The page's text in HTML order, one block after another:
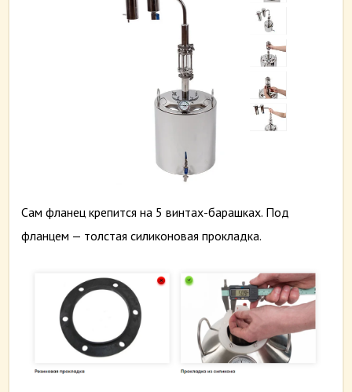
Сам фланец крепится на 5 винтах-барашках. Под
фланцем — толстая силиконовая прокладка.